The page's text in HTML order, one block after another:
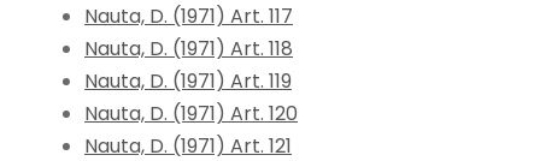
Nauta, D. (1971) Art. 117
Nauta, D. (1971) Art. 118
Nauta, D. (1971) Art. 119
Nauta, D. (1971) Art. 120
Nauta, D. (1971) Art. 121